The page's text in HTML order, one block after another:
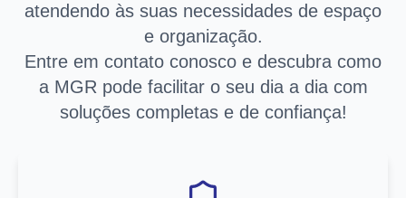
atendendo às suas necessidades de espaço
e organização.
Entre em contato conosco e descubra como
a MGR pode facilitar o seu dia a dia com
soluções completas e de confiança!